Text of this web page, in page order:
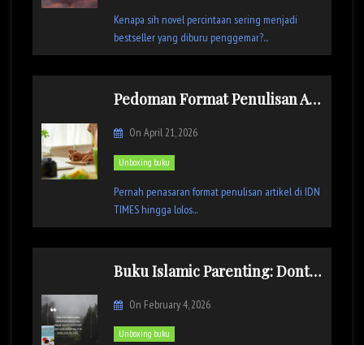
Kenapa sih novel percintaan sering menjadi
bestseller yang diburu penggemar?...
Pedoman Format Penulisan Artikel IDN TIMES
On April 21, 2026
Unboxing buku
Pernah penasaran format penulisan artikel di IDN
TIMES hingga lolos...
Buku Islamic Parenting: Dont be Angry Mom
On February 4, 2026
Unboxing buku